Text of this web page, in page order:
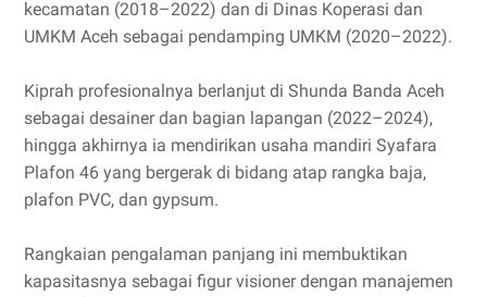
kecamatan (2018–2022) dan di Dinas Koperasi dan
UMKM Aceh sebagai pendamping UMKM (2020–2022).
Kiprah profesionalnya berlanjut di Shunda Banda Aceh
sebagai desainer dan bagian lapangan (2022–2024),
hingga akhirnya ia mendirikan usaha mandiri Syafara
Plafon 46 yang bergerak di bidang atap rangka baja,
plafon PVC, dan gypsum.
Rangkaian pengalaman panjang ini membuktikan
kapasitasnya sebagai figur visioner dengan manajemen